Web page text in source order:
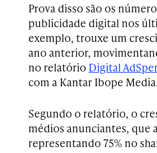
Prova disso são os
publicidade digital nos
exemplo, trouxe um
ano anterior,
no relatório Digital
com a Kantar Ibope
Segundo o relatório, o
médios anunciantes, que
representando 75% no